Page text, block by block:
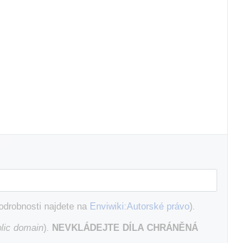
najdete na Enviwiki:Autorské právo).
domain). NEVKLÁDEJTE DÍLA CHRÁNĚNÁ